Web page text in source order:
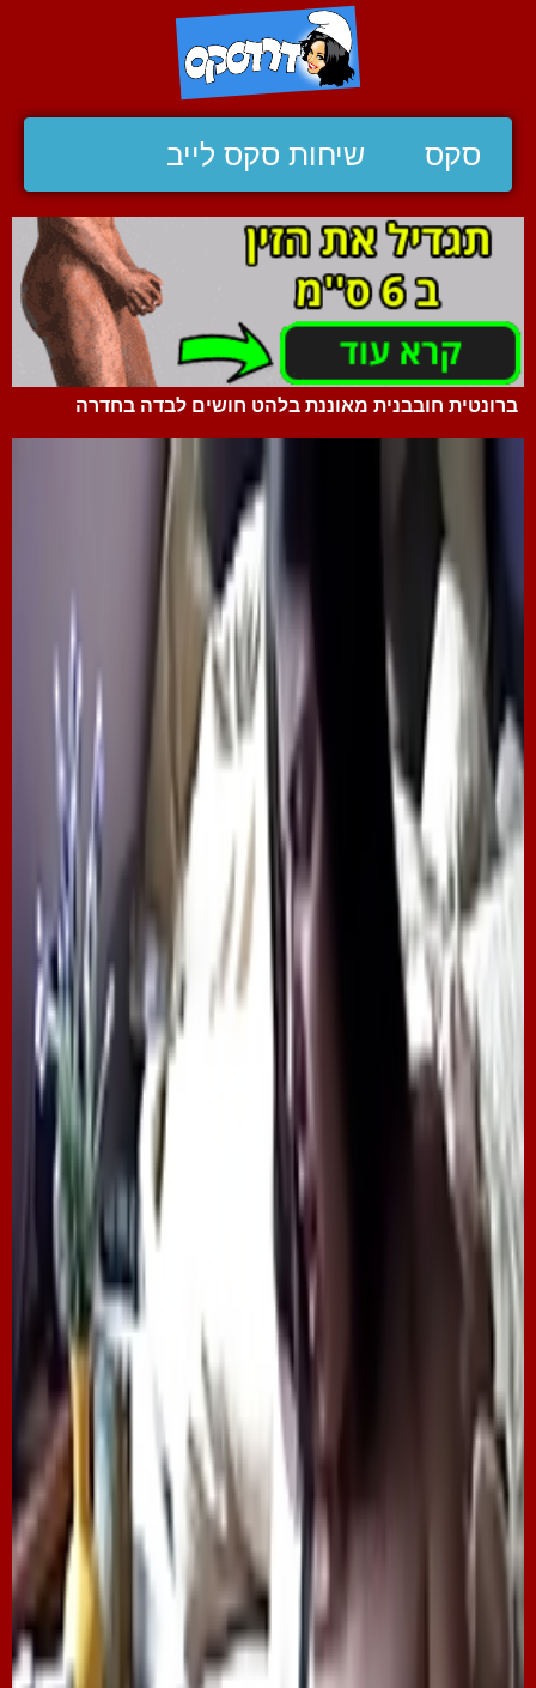
סקס שיחות סקס לייב
ברונטית חובבנית מאוננת בלהט חושים לבדה בחדרה